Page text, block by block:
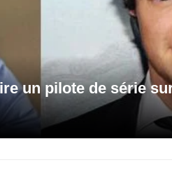
un pilote de série